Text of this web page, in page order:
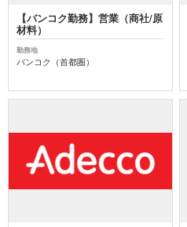
【バンコク勤務】営業（商社/原
材料）
勤務地
バンコク（首都圏）